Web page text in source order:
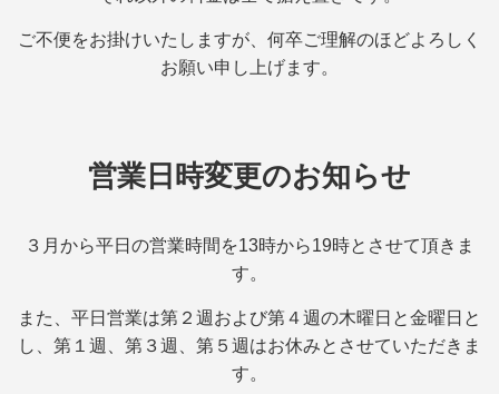
ご不便をお掛けいたしますが、何卒ご理解のほどよろしく
お願い申し上げます。
営業日時変更のお知らせ
３月から平日の営業時間を13時から19時とさせて頂きま
す。
また、平日営業は第２週および第４週の木曜日と金曜日と
し、第１週、第３週、第５週はお休みとさせていただきま
す。